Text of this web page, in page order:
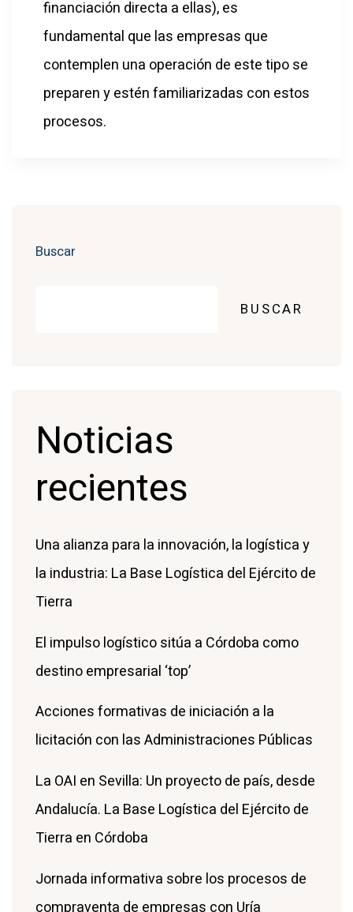
financiación directa a ellas), es
fundamental que las empresas que
contemplen una operación de este tipo se
preparen y estén familiarizadas con estos
procesos.
Buscar
BUSCAR
Noticias
recientes
Una alianza para la innovación, la logística y
la industria: La Base Logística del Ejército de
Tierra
El impulso logístico sitúa a Córdoba como
destino empresarial ‘top’
Acciones formativas de iniciación a la
licitación con las Administraciones Públicas
La OAI en Sevilla: Un proyecto de país, desde
Andalucía. La Base Logística del Ejército de
Tierra en Córdoba
Jornada informativa sobre los procesos de
compraventa de empresas con Uría